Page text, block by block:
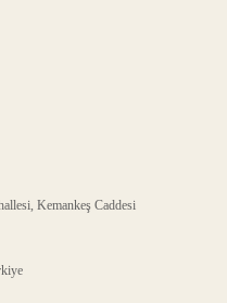
Kemankeş Caddesi